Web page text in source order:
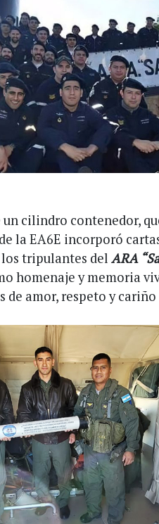
un cilindro contenedor,
la EA6E incorporó
tripulantes del ARA
homenaje y memoria
amor, respeto y cariño